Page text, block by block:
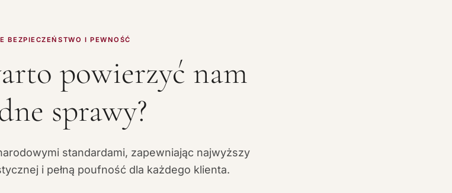
BEZPIECZEŃSTWO I PEWNOŚĆ
powierzyć nam
sprawy?
standardami, zapewniając najwyższy
i pełną poufność dla każdego klienta.